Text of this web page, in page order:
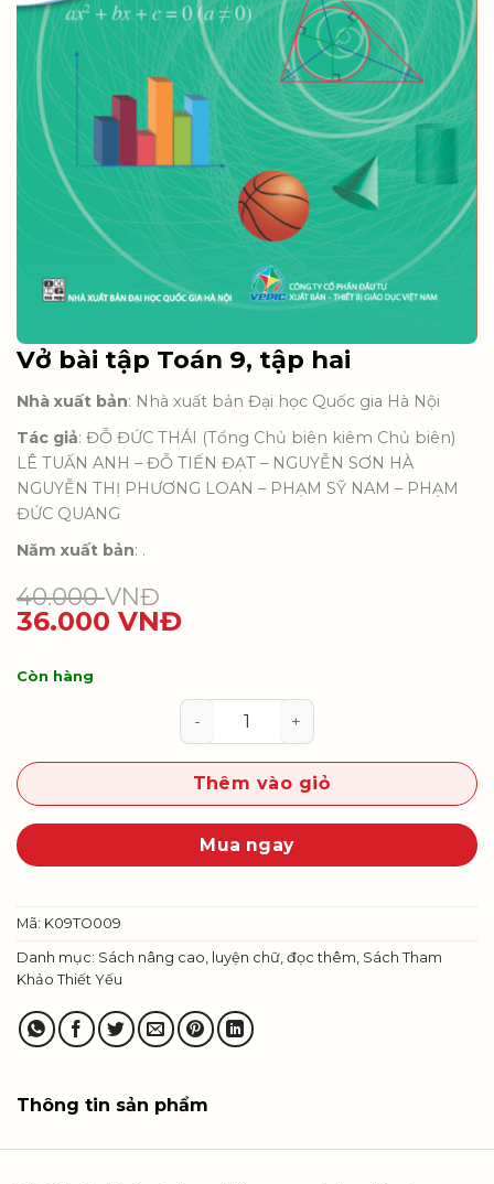
Vở bài tập Toán 9, tập hai
Nhà xuất bản: Nhà xuất bản Đại học Quốc gia Hà Nội
Tác giả: ĐỖ ĐỨC THÁI (Tổng Chủ biên kiêm Chủ biên)
LÊ TUẤN ANH – ĐỖ TIẾN ĐẠT – NGUYỄN SƠN HÀ
NGUYỄN THỊ PHƯƠNG LOAN – PHẠM SỸ NAM – PHẠM
ĐỨC QUANG
Năm xuất bản: .
40.000VNĐ
36.000 VNĐ
Còn hàng
Vở bài tập Toán 9, tập hai số
Thêm vào giỏ
Mua ngay
Mã: K09TO009
Danh mục: Sách nâng cao, luyện chữ, đọc thêm Sách Tham
Khảo Thiết Yếu
Thông tin sản phẩm